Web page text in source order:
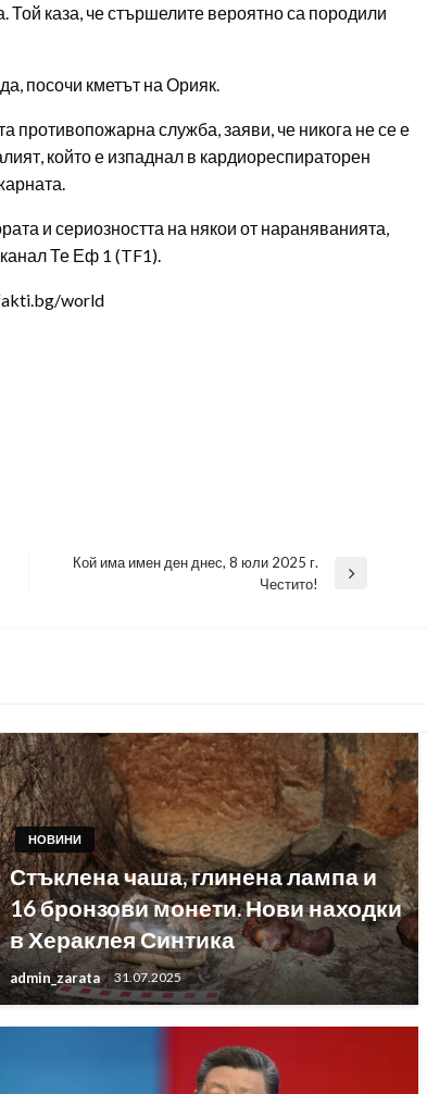
Той каза, че стършелите вероятно са породили
посочи кметът на Орияк.
служба, заяви, че никога не се е
който е изпаднал в кардиореспираторен
и сериозността на някои от нараняванията,
Те Еф 1 (TF1).
world
Кой има имен ден днес, 8 юли 2025 г.
Честито!
НОВИНИ
Стъклена чаша, глинена лампа и
16 бронзови монети. Нови находки
в Хераклея Синтика
admin_zarata 31.07.2025